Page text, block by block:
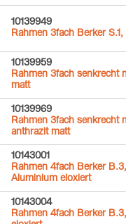
10139949
Rahmen 3fach Berker
10139959
Rahmen 3fach senkrecht
matt
10139969
Rahmen 3fach senkrecht
anthrazit matt
10143001
Rahmen 4fach Berker
Aluminium eloxiert
10143004
Rahmen 4fach Berker